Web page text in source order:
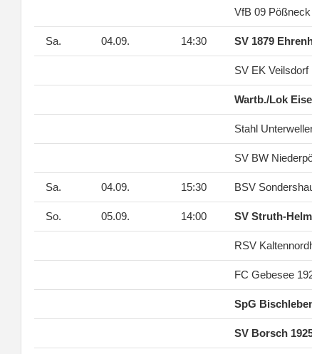
VfB 09 Pößneck
Sa. 04.09. 14:30 SV 1879
SV EK Veilsdorf
Wartb./Lok
Stahl
SV BW
Sa. 04.09. 15:30 BSV
So. 05.09. 14:00 SV Struth-
RSV
FC Gebesee
SpG
SV Borsch